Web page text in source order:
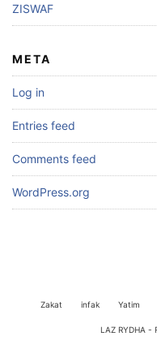
ZISWAF
META
Log in
Entries feed
Comments feed
WordPress.org
Zakat infak Yatim
LAZ RYDHA -